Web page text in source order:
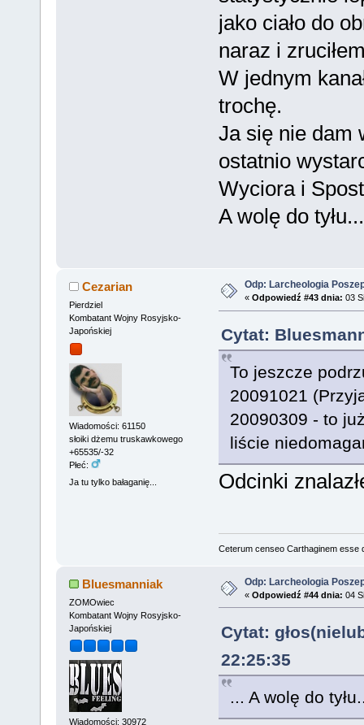
jako ciało do
naraz i
W jednym
trochę.
Ja się nie dam
ostatnio
Wyciora i
A wolę do tyłu...
Cezarian
Pierdziel
Kombatant Wojny Rosyjsko-
Japońskiej
Wiadomości: 61150
słoiki dżemu truskawkowego
+65535/-32
Płeć:
Ja tu tylko bałaganię...
Odp: Larcheologia
« Odpowiedź #43 dnia: 03
Cytat:
To jeszcze
20091021
20090309 - to
liście
Odcinki
Ceterum censeo Carthaginem esse
Bluesmanniak
ZOMOwiec
Kombatant Wojny Rosyjsko-
Japońskiej
Wiadomości: 30972
Odp: Larcheologia
« Odpowiedź #44 dnia: 04
Cytat:
22:25:35
... A wolę do